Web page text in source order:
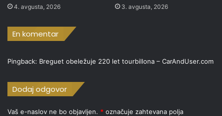
4. avgusta, 2026 3. avgusta, 2026
En komentar
Pingback: Breguet obeležuje 220 let tourbillona – CarAndUser.com
Dodaj odgovor
Vaš e-naslov ne bo objavljen. * označuje zahtevana polja